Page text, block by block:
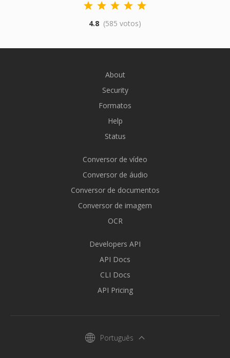
4.8 (585 votos)
About
Security
Formatos
Help
Status
Conversor de vídeo
Conversor de áudio
Conversor de documentos
Conversor de imagem
OCR
Developers API
API Docs
CLI Docs
API Pricing
Português